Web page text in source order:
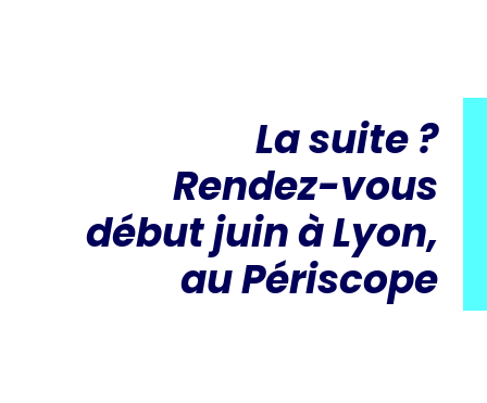
La suite ?
Rendez-vous
début juin à Lyon,
au Périscope